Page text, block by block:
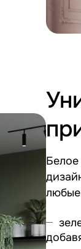
Белое
любые